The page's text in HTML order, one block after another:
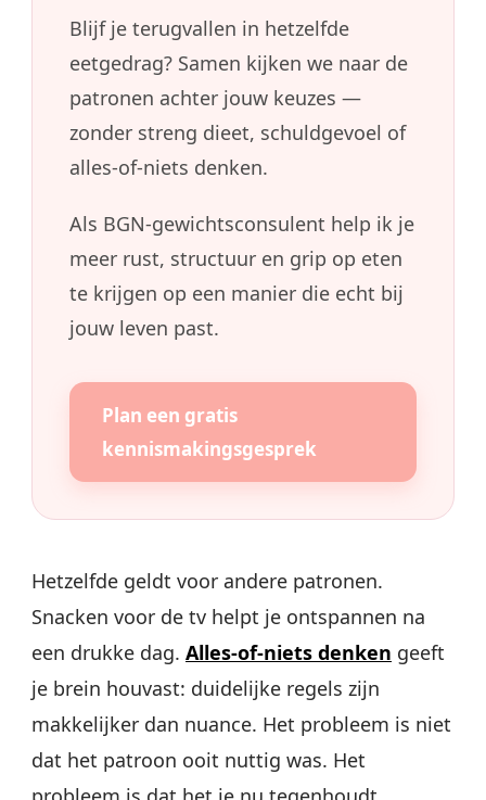
Blijf je terugvallen in hetzelfde
eetgedrag? Samen kijken we naar de
patronen achter jouw keuzes —
zonder streng dieet, schuldgevoel of
alles-of-niets denken.
Als BGN-gewichtsconsulent help ik je
meer rust, structuur en grip op eten
te krijgen op een manier die echt bij
jouw leven past.
Plan een gratis
kennismakingsgesprek
Hetzelfde geldt voor andere patronen.
Snacken voor de tv helpt je ontspannen na
een drukke dag. Alles-of-niets denken geeft
je brein houvast: duidelijke regels zijn
makkelijker dan nuance. Het probleem is niet
dat het patroon ooit nuttig was. Het